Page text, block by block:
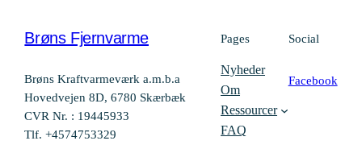
Brøns Fjernvarme
Brøns Kraftvarmeværk a.m.b.a
Hovedvejen 8D, 6780 Skærbæk
CVR Nr. : 19445933
Tlf. +4574753329
Pages
Nyheder
Om
Ressourcer
FAQ
Social
Facebook